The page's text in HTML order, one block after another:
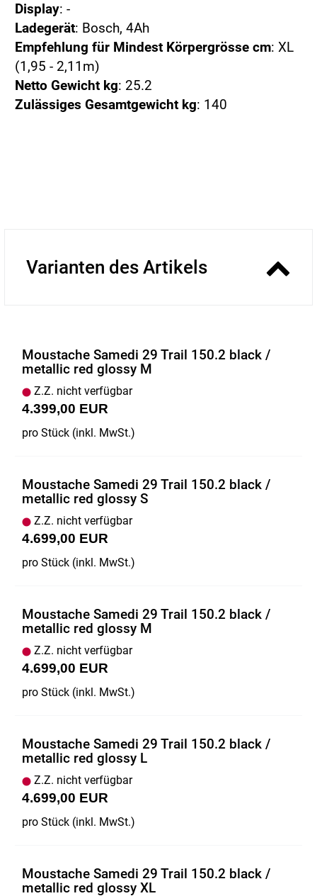
Display: -
Ladegerät: Bosch, 4Ah
Empfehlung für Mindest Körpergrösse cm: XL
(1,95 - 2,11m)
Netto Gewicht kg: 25.2
Zulässiges Gesamtgewicht kg: 140
Varianten des Artikels
Moustache Samedi 29 Trail 150.2 black /
metallic red glossy M
Z.Z. nicht verfügbar
4.399,00 EUR
pro Stück (inkl. MwSt.)
Moustache Samedi 29 Trail 150.2 black /
metallic red glossy S
Z.Z. nicht verfügbar
4.699,00 EUR
pro Stück (inkl. MwSt.)
Moustache Samedi 29 Trail 150.2 black /
metallic red glossy M
Z.Z. nicht verfügbar
4.699,00 EUR
pro Stück (inkl. MwSt.)
Moustache Samedi 29 Trail 150.2 black /
metallic red glossy L
Z.Z. nicht verfügbar
4.699,00 EUR
pro Stück (inkl. MwSt.)
Moustache Samedi 29 Trail 150.2 black /
metallic red glossy XL